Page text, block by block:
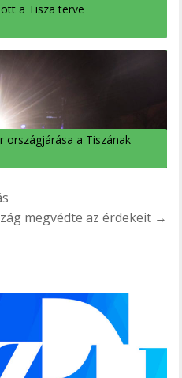
a Tisza terve
országjárása a Tiszának
megvédte az érdekeit →